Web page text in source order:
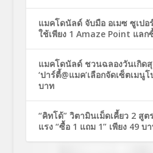
แมคโดนัลด์ จับมือ อเมซ ซูเป
ใช้เพียง 1 Amaze Point แลก
แมคโดนัลด์ ชวนฉลองวันเกิด
‘ปาร์ตี้@แมค’เลือกจัดเซ็ตเมนู
บาท
“คิทโด้” วิตามินเม็ดเคี้ยว 2 สูต
แรง “ซื้อ 1 แถม 1” เพียง 49 บ